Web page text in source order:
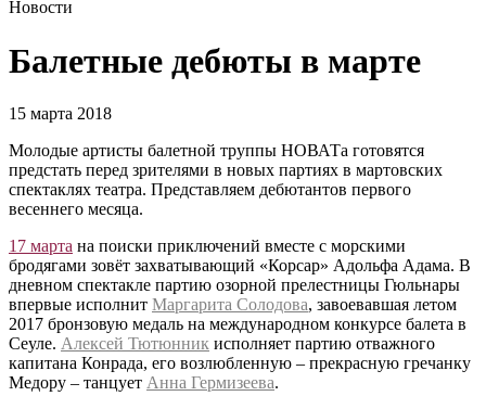
Новости
Балетные дебюты в марте
15 марта 2018
Молодые артисты балетной труппы НОВАТа готовятся
предстать перед зрителями в новых партиях в мартовских
спектаклях театра. Представляем дебютантов первого
весеннего месяца.
17 марта на поиски приключений вместе с морскими
бродягами зовёт захватывающий «Корсар» Адольфа Адама. В
дневном спектакле партию озорной прелестницы Гюльнары
впервые исполнит Маргарита Солодова, завоевавшая летом
2017 бронзовую медаль на международном конкурсе балета в
Сеуле. Алексей Тютюнник исполняет партию отважного
капитана Конрада, его возлюбленную – прекрасную гречанку
Медору – танцует Анна Гермизеева.